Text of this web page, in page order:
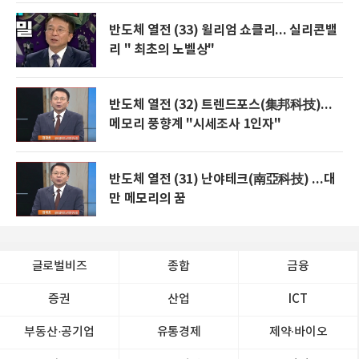
반도체 열전 (33) 윌리엄 쇼클리... 실리콘밸
리 " 최초의 노벨상"
반도체 열전 (32) 트렌드포스(集邦科技)...
메모리 풍향계 "시세조사 1인자"
반도체 열전 (31) 난야테크(南亞科技) ...대
만 메모리의 꿈
글로벌비즈 종합 금융
증권 산업 ICT
부동산·공기업 유통경제 제약∙바이오